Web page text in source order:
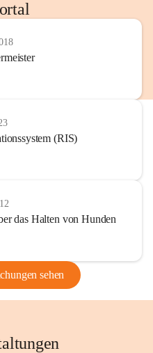
(RIS)
das Halten von Hunden
sehen